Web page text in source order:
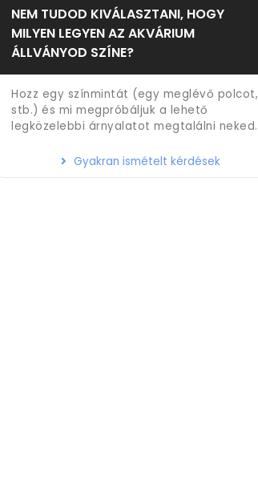
NEM TUDOD KIVÁLASZTANI, HOGY
MILYEN LEGYEN AZ AKVÁRIUM
ÁLLVÁNYOD SZÍNE?
Hozz egy színmintát (egy meglévő polcot,
stb.) és mi megpróbáljuk a lehető
legközelebbi árnyalatot megtalálni neked.
Gyakran ismételt kérdések